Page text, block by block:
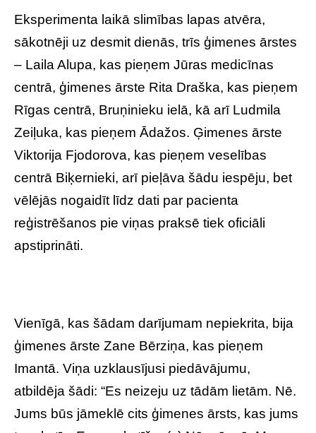
Eksperimenta laikā slimības lapas atvēra,
sākotnēji uz desmit dienās, trīs ģimenes ārstes
– Laila Alupa, kas pieņem Jūras medicīnas
centrā, ģimenes ārste Rita Draška, kas pieņem
Rīgas centrā, Bruņinieku ielā, kā arī Ludmila
Zeiļuka, kas pieņem Ādažos. Ģimenes ārste
Viktorija Fjodorova, kas pieņem veselības
centrā Biķernieki, arī pieļāva šādu iespēju, bet
vēlējās nogaidīt līdz dati par pacienta
reģistrēšanos pie viņas praksē tiek oficiāli
apstiprināti.
Vienīgā, kas šādam darījumam nepiekrita, bija
ģimenes ārste Zane Bērziņa, kas pieņem
Imantā. Viņa uzklausījusi piedāvājumu,
atbildēja šādi: “Es neizeju uz tādām lietām. Nē.
Jums būs jāmeklē cits ģimenes ārsts, kas jums